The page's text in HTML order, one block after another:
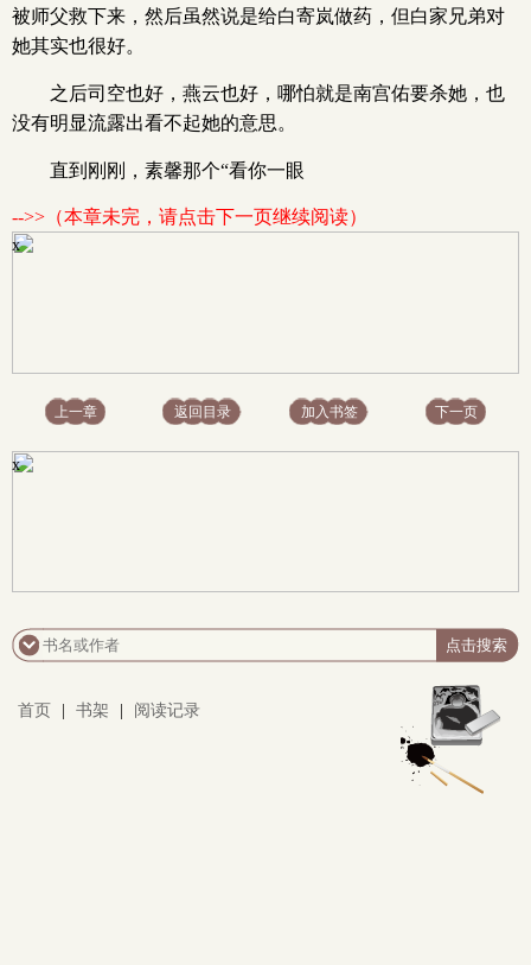
被师父救下来，然后虽然说是给白寄岚做药，但白家兄弟对
她其实也很好。
之后司空也好，燕云也好，哪怕就是南宫佑要杀她，也
没有明显流露出看不起她的意思。
直到刚刚，素馨那个“看你一眼
-->>（本章未完，请点击下一页继续阅读）
x
上一章 返回目录 加入书签 下一页
x
首页 书架 阅读记录